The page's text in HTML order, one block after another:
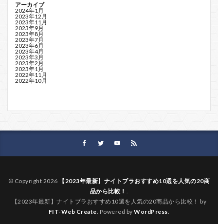
アーカイブ
2024年1月
2023年12月
2023年11月
2023年9月
2023年8月
2023年7月
2023年6月
2023年4月
2023年3月
2023年2月
2023年1月
2022年11月
2022年10月
© Copyright 2026
【2023年最新】ナイトブラおすすめ10選を人気の20商
品から比較！
【2023年最新】ナイトブラおすすめ10選を人気の20商品から比較！ by
FIT-Web Create . Powered byWordPress